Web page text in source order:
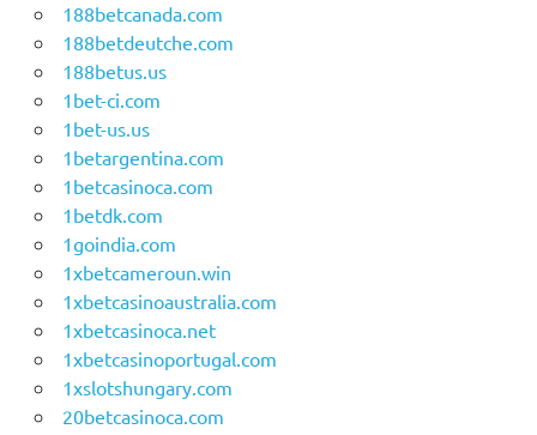
188betcanada.com
188betdeutche.com
188betus.us
1bet-ci.com
1bet-us.us
1betargentina.com
1betcasinoca.com
1betdk.com
1goindia.com
1xbetcameroun.win
1xbetcasinoaustralia.com
1xbetcasinoca.net
1xbetcasinoportugal.com
1xslotshungary.com
20betcasinoca.com